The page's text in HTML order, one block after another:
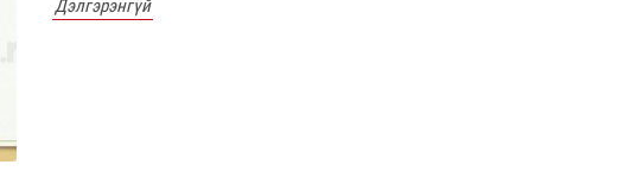
Дэлгэрэнгүй